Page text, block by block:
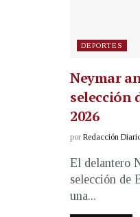
DEPORTES
Neymar
selección
2026
por Redacción
El delantero
selección de
una...